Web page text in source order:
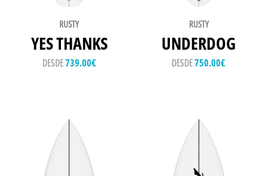
RUSTY
YES THANKS
DESDE739.00€
RUSTY
UNDERDOG
DESDE750.00€